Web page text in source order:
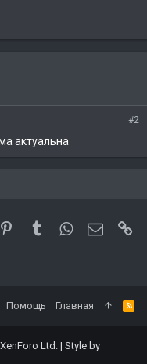
#2
актуальна
PinterestTumblrWhatsApp
Помощь Главная
Ltd. | Style by